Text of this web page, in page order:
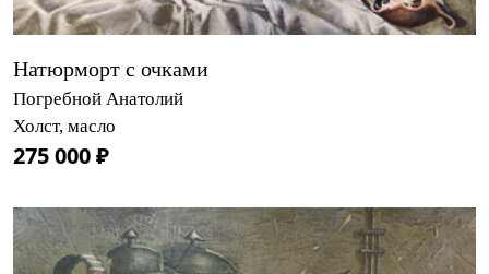
Натюрморт с очками
Погребной Анатолий
Холст, масло
275 000 ₽